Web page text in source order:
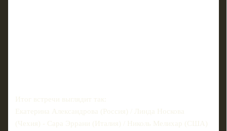
Итог встречи выглядит так:
Екатерина Александрова (Россия) / Линда Носкова
(Чехия) - Сара Эррани (Италия) / Николь Мелихар (США)